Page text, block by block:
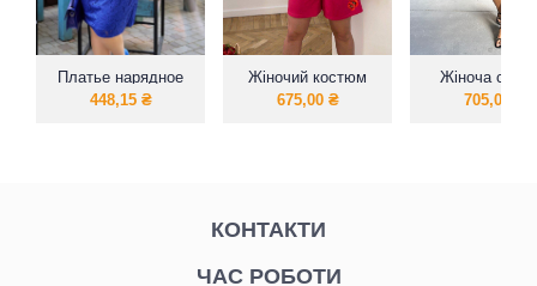
Платье нарядное
448,15 ₴
Жіночий костюм
Мак ( футболка +
675,00 ₴
Жіноча
обьемними
705,00
КОНТАКТИ
ЧАС РОБОТИ